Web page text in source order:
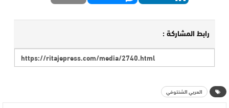
رابط المشاركة :
العربي الشنتوفي